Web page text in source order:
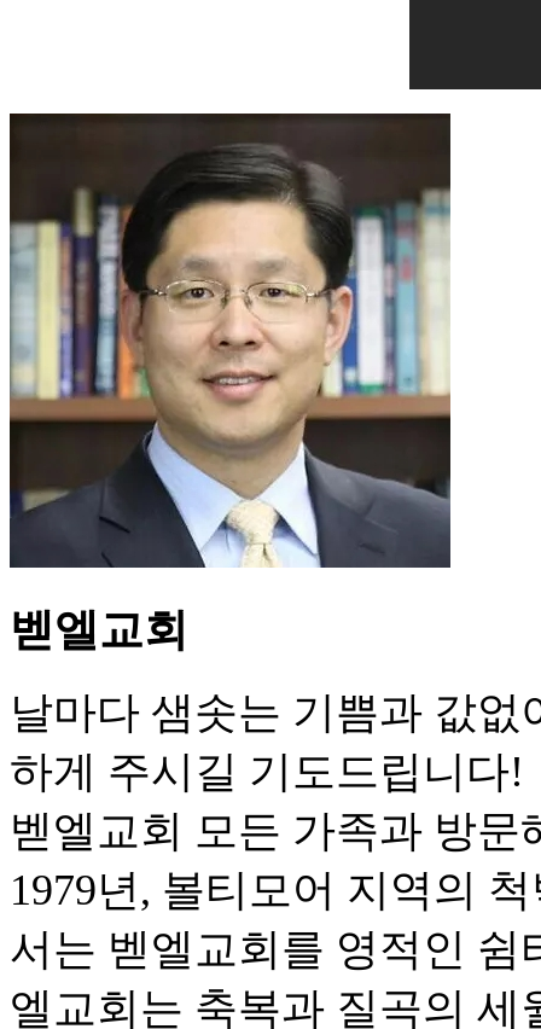
벧엘교회
날마다 샘솟는 기쁨과 값
하게 주시길 기도드립니다!
벧엘교회 모든 가족과 방
1979년, 볼티모어 지역의
서는 벧엘교회를 영적인 쉼
엘교회는 축복과 질곡의